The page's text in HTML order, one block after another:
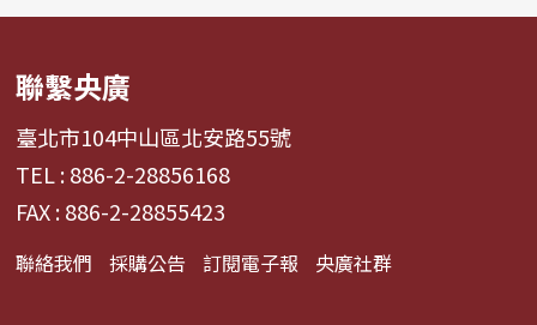
聯繫央廣
臺北市104中山區北安路55號
TEL : 886-2-28856168
FAX : 886-2-28855423
聯絡我們 採購公告 訂閱電子報 央廣社群